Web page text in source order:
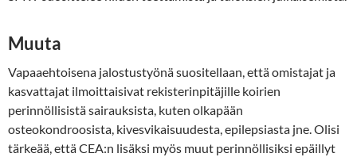
Muuta
Vapaaehtoisena jalostustyönä suositellaan, että omistajat ja
kasvattajat ilmoittaisivat rekisterinpitäjille koirien
perinnöllisistä sairauksista, kuten olkapään
osteokondroosista, kivesvikaisuudesta, epilepsiasta jne. Olisi
tärkeää, että CEA:n lisäksi myös muut perinnöllisiksi epäillyt